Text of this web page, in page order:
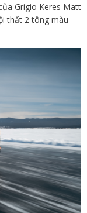
Grigio Keres Matt
thất 2 tông màu